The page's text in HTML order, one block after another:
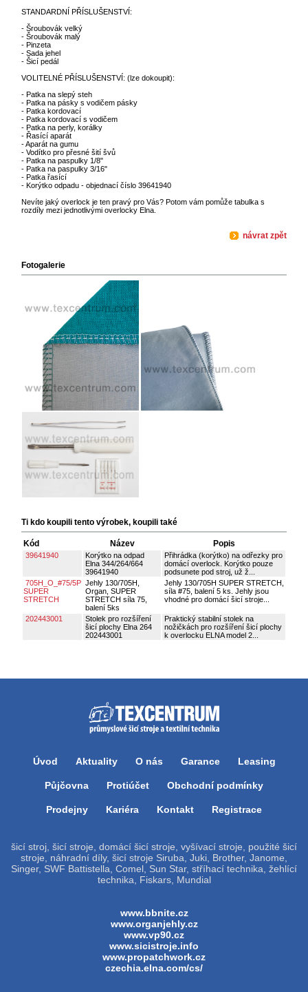
STANDARDNÍ PŘÍSLUŠENSTVÍ:
- Šroubovák velký
- Šroubovák malý
- Pinzeta
- Sada jehel
- Šicí pedál
VOLITELNÉ PŘÍSLUŠENSTVÍ: (lze dokoupit):
- Patka na slepý steh
- Patka na pásky s vodičem pásky
- Patka kordovací
- Patka kordovací s vodičem
- Patka na perly, korálky
- Řasící aparát
- Aparát na gumu
- Vodítko pro přesné šití švů
- Patka na paspulky 1/8"
- Patka na paspulky 3/16"
- Patka řasící
- Korýtko odpadu - objednací číslo 39641940
Nevíte jaký overlock je ten pravý pro Vás? Potom vám pomůže tabulka s
rozdíly mezi jednotlivými overlocky Elna.
návrat zpět
Fotogalerie
Ti kdo koupili tento výrobek, koupili také
Kód Název Popis
39641940
Korýtko na odpad
Elna 344/264/664
39641940
Přihrádka (korýtko) na odřezky pro
domácí overlock. Korýtko pouze
podsunete pod stroj, už ž...
705H_O_#75/5P
SUPER
STRETCH
Jehly 130/705H,
Organ, SUPER
STRETCH síla 75,
balení 5ks
Jehly 130/705H SUPER STRETCH,
síla #75, balení 5 ks. Jehly jsou
vhodné pro domácí šicí stroje...
202443001
Stolek pro rozšíření
šicí plochy Elna 264
202443001
Praktický stabilní stolek na
nožičkách pro rozšíření šicí plochy
k overlocku ELNA model 2...
Úvod Aktuality O nás Garance Leasing
Půjčovna Protiúčet Obchodní podmínky
Prodejny Kariéra Kontakt Registrace
šicí stroj, šicí stroje, domácí šicí stroje, vyšívací stroje, použité šicí
stroje, náhradní díly, šicí stroje Siruba, Juki, Brother, Janome,
Singer, SWF Battistella, Comel, Sun Star, stříhací technika, žehlící
technika, Fiskars, Mundial
www.bbnite.cz
www.organjehly.cz
www.vp90.cz
www.sicistroje.info
www.propatchwork.cz
czechia.elna.com/cs/